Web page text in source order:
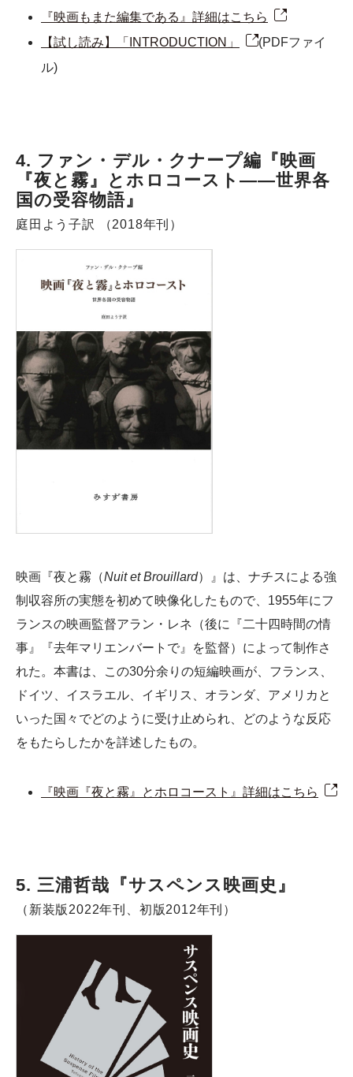
『映画もまた編集である』詳細はこちら
【試し読み】「INTRODUCTION」
(PDFファイ
ル)
4. ファン・デル・クナープ編『映画
『夜と霧』とホロコースト――世界各
国の受容物語』
庭田よう子訳 （2018年刊）
映画『夜と霧（Nuit et Brouillard）』は、ナチスによる強
制収容所の実態を初めて映像化したもので、1955年にフ
ランスの映画監督アラン・レネ（後に『二十四時間の情
事』『去年マリエンバートで』を監督）によって制作さ
れた。本書は、この30分余りの短編映画が、フランス、
ドイツ、イスラエル、イギリス、オランダ、アメリカと
いった国々でどのように受け止められ、どのような反応
をもたらしたかを詳述したもの。
『映画『夜と霧』とホロコースト』詳細はこちら
5. 三浦哲哉『サスペンス映画史』
（新装版2022年刊、初版2012年刊）